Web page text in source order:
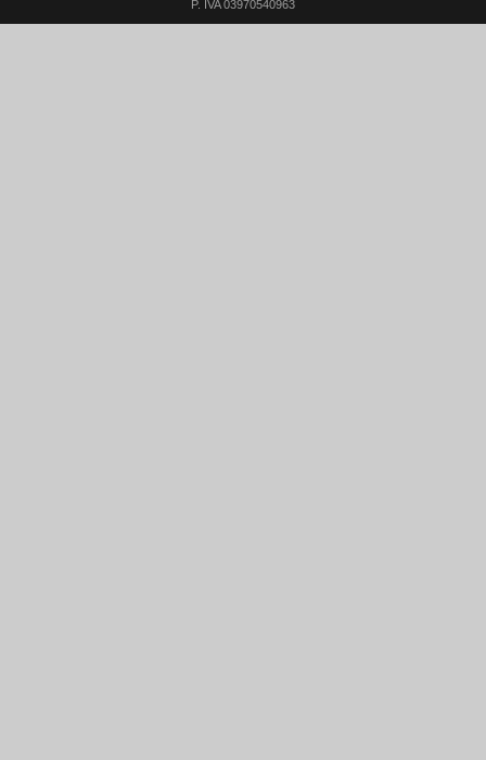
P. IVA 03970540963